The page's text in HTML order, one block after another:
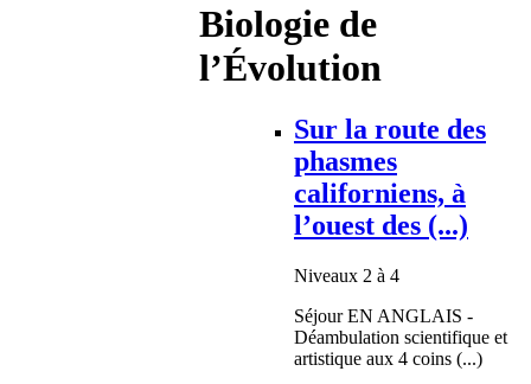
Biologie de
l’Évolution
Sur la route des
phasmes
californiens, à
l’ouest des (...)
Niveaux 2 à 4
Séjour EN ANGLAIS -
Déambulation scientifique et
artistique aux 4 coins (...)